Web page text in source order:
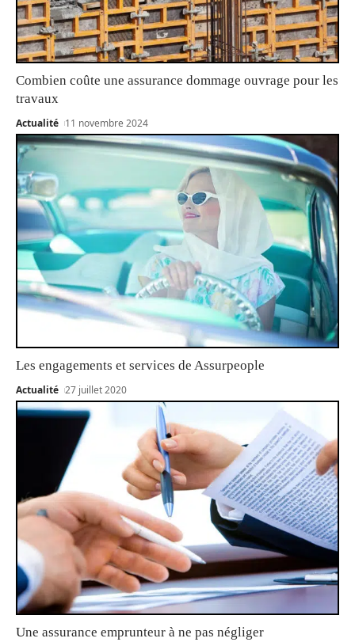
Combien coûte une assurance dommage ouvrage pour les
travaux
Actualité 11 novembre 2024
Les engagements et services de Assurpeople
Actualité 27 juillet 2020
Une assurance emprunteur à ne pas négliger